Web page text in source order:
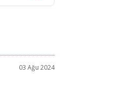
03 Ağu 2024